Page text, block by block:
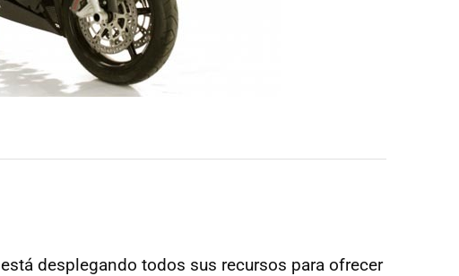
está desplegando todos sus recursos para ofrecer